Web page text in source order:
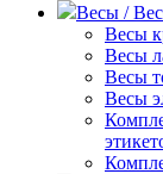
Весы /
Весы
Весы
Весы
Весы